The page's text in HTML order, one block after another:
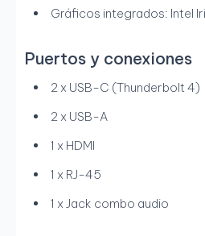
Gráficos integrados: Intel
Puertos y conexiones
2 x USB-C (Thunderbolt 4)
2 x USB-A
1 x HDMI
1 x RJ-45
1 x Jack combo audio